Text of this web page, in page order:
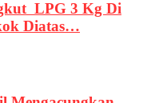
LPG 3 Kg Di
Diatas…